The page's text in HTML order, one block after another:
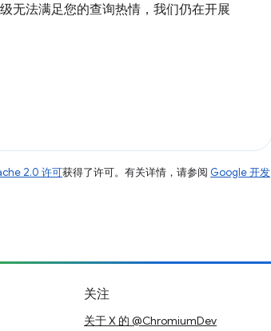
无法满足您的查询热情，我们仍在开展
2.0 许可获得了许可。有关详情，请参阅 Google 开发
关注
关于 X 的 @ChromiumDev